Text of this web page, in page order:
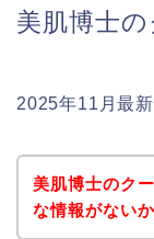
美肌博士
2025年11月最
美肌博士のク
な情報がない